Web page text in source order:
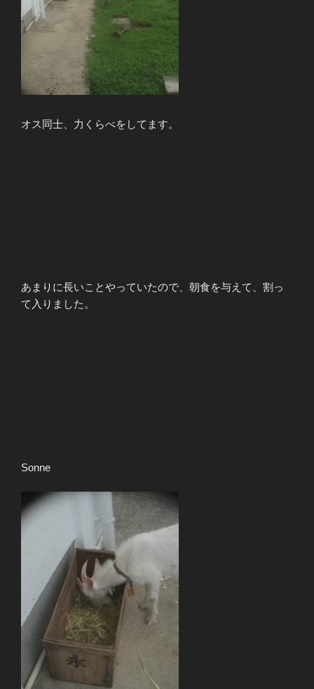
オス同士、力くらべをしてます。
あまりに長いことやっていたので、朝食を与えて、割っ
て入りました。
Sonne